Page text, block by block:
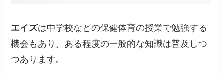
エイズは中学校などの保健体育の授業で勉強する
機会もあり、ある程度の一般的な知識は普及しつ
つあります。